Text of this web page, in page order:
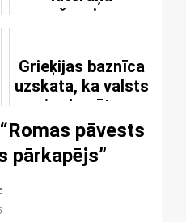
pašapziņas
Grieķijas baznīca
uzskata, ka valsts
ir okupēta
Romas pāvests
pārkapējs”